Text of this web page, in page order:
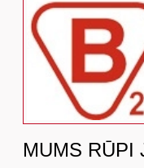
MUMS RŪPI